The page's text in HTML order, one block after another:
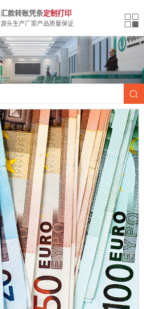
汇款转账凭条定制打印
源头生产厂家产品质量保证